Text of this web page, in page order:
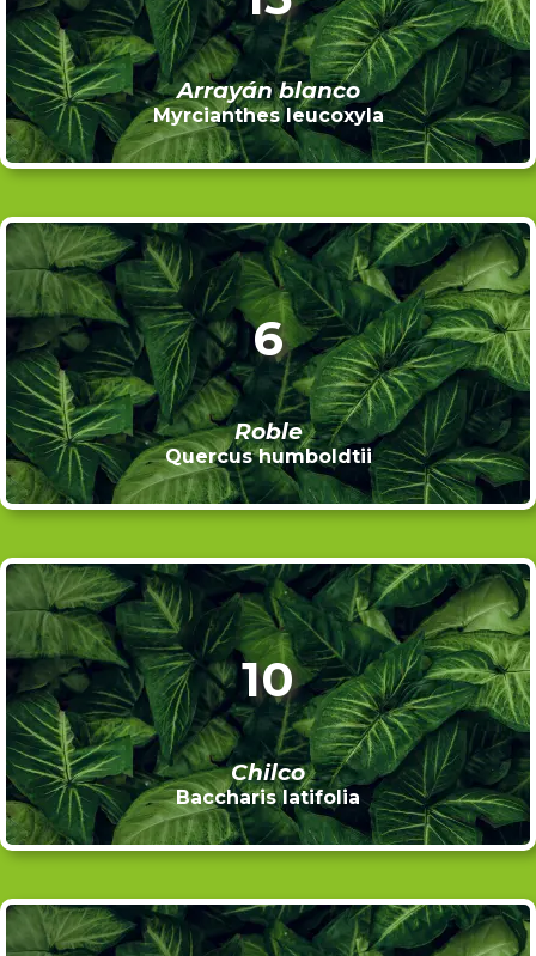
Arrayán blanco
Myrcianthes leucoxyla
6
Roble
Quercus humboldtii
10
Chilco
Baccharis latifolia